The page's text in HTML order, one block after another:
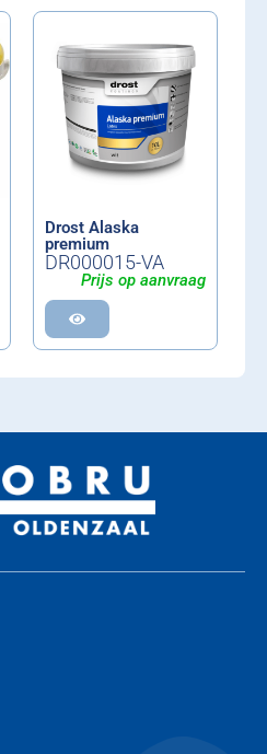
Drost Alaska
premium
DR000015-VA
Prijs op aanvraag